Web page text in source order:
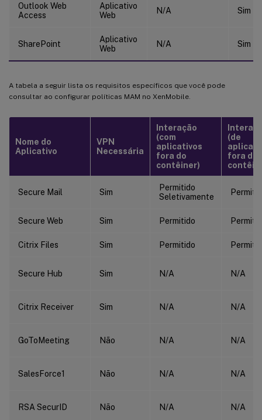
Outlook Web
Access
Aplicativo
Web
N/A Sim
SharePoint
Aplicativo
Web
N/A Sim
A tabela a seguir lista os requisitos específicos que você pode
consultar ao configurar políticas MAM no XenMobile.
Nome do
Aplicativo
VPN
Necessária
Interação
(com
aplicativos
fora do
contêiner)
(de
fora do
Secure Mail Sim
Permitido
Seletivamente
Secure Web Sim Permitido
Citrix Files Sim Permitido
Secure Hub Sim N/A N/A
Citrix Receiver Sim N/A N/A
GoToMeeting Não N/A N/A
SalesForce1 Não N/A N/A
RSA SecurID Não N/A N/A